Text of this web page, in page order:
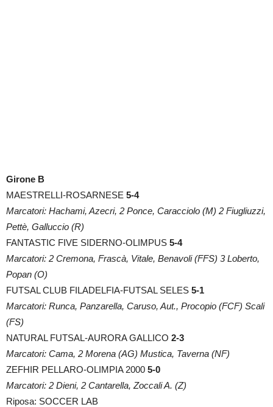
Girone B
MAESTRELLI-ROSARNESE 5-4
Marcatori: Hachami, Azecri, 2 Ponce, Caracciolo (M) 2 Fiugliuzzi,
Pettè, Galluccio (R)
FANTASTIC FIVE SIDERNO-OLIMPUS 5-4
Marcatori: 2 Cremona, Frascà, Vitale, Benavoli (FFS) 3 Loberto,
Popan (O)
FUTSAL CLUB FILADELFIA-FUTSAL SELES 5-1
Marcatori: Runca, Panzarella, Caruso, Aut., Procopio (FCF) Scali
(FS)
NATURAL FUTSAL-AURORA GALLICO 2-3
Marcatori: Cama, 2 Morena (AG) Mustica, Taverna (NF)
ZEFHIR PELLARO-OLIMPIA 2000 5-0
Marcatori: 2 Dieni, 2 Cantarella, Zoccali A. (Z)
Riposa: SOCCER LAB